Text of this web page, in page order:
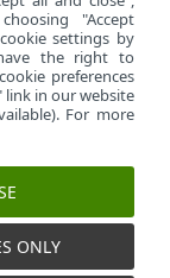
"Accept
settings by
the right to
preferences
link in our website
For more
ONLY